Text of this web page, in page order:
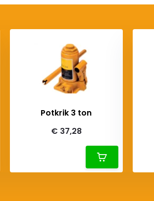
Potkrik 3 ton
€ 37,28